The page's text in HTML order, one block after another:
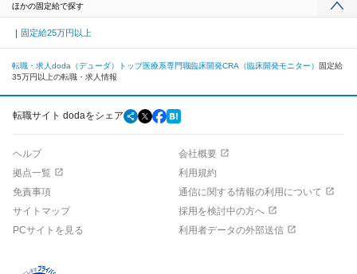
ほかの固定給で探す
固定給25万円以上
転職・求人doda（デューダ）トップ医療系専門職臨床開発CRA（臨床開発モニター） 固定給
35万円以上の転職・求人情報
転職サイト dodaをシェア
ヘルプ
会社概要
拠点一覧
利用規約
免責事項
通信に関する情報の利用について
サイトマップ
採用を検討中の方へ
PCサイトを見る
利用者データの外部送信